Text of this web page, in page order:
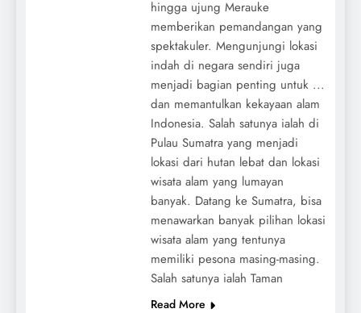
hingga ujung Merauke
memberikan pemandangan yang
spektakuler. Mengunjungi lokasi
indah di negara sendiri juga
menjadi bagian penting untuk ...
dan memantulkan kekayaan alam
Indonesia. Salah satunya ialah di
Pulau Sumatra yang menjadi
lokasi dari hutan lebat dan lokasi
wisata alam yang lumayan
banyak. Datang ke Sumatra, bisa
menawarkan banyak pilihan lokasi
wisata alam yang tentunya
memiliki pesona masing-masing.
Salah satunya ialah Taman
Read More